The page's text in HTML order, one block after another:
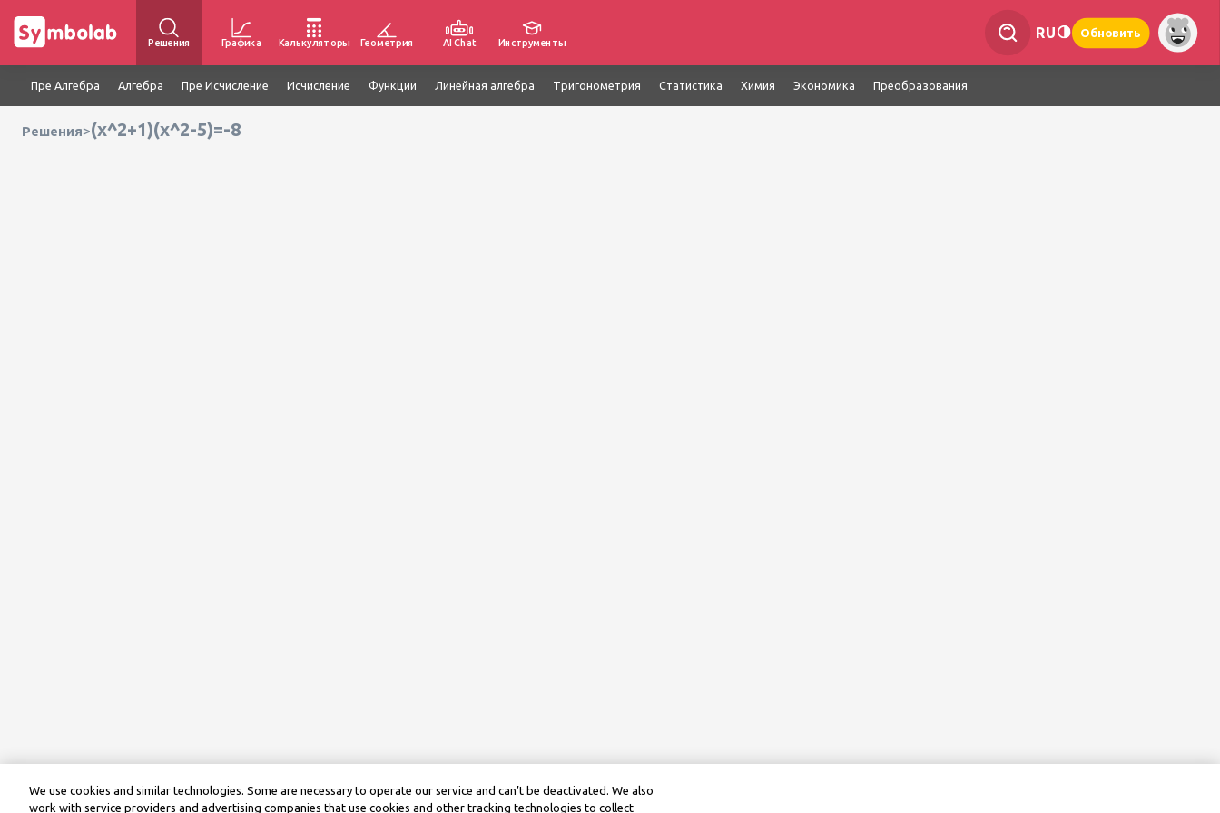
Решения Графика Калькуляторы Геометрия AI Chat Инструменты
RU Обновить
Пре Алгебра Алгебра Пре Исчисление Исчисление Функции Линейная алгебра Тригонометрия Статистика Химия Экономика Преобразования
Решения>(x^2+1)(x^2-5)=-8
We use cookies and similar technologies. Some are necessary to operate our service and can’t be deactivated. We also
work with service providers and advertising companies that use cookies and other tracking technologies to collect